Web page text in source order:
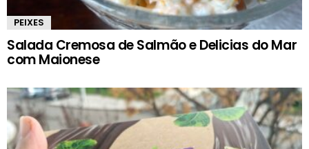
PEIXES
Salada Cremosa de Salmão e Delicias do Mar
com Maionese